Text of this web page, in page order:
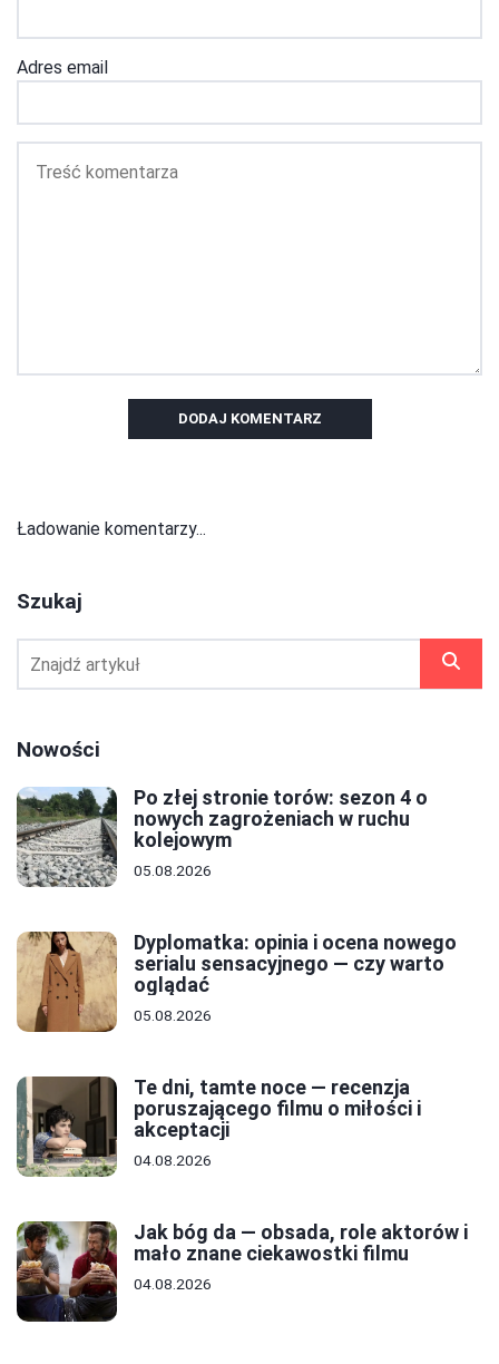
Adres email
DODAJ KOMENTARZ
Ładowanie komentarzy...
Szukaj
Nowości
Po złej stronie torów: sezon 4 o
nowych zagrożeniach w ruchu
kolejowym
05.08.2026
Dyplomatka: opinia i ocena nowego
serialu sensacyjnego — czy warto
oglądać
05.08.2026
Te dni, tamte noce — recenzja
poruszającego filmu o miłości i
akceptacji
04.08.2026
Jak bóg da — obsada, role aktorów i
mało znane ciekawostki filmu
04.08.2026